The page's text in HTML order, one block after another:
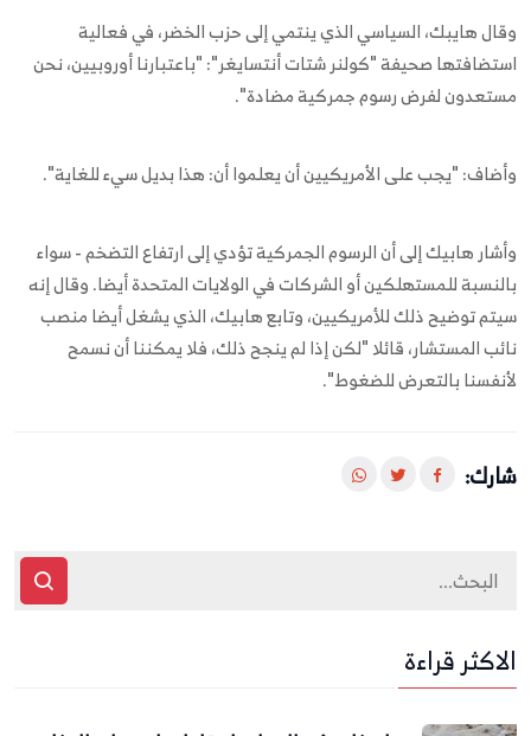
وقال هايبك، السياسي الذي ينتمي إلى حزب الخضر، في فعالية
استضافتها صحيفة "كولنر شتات أنتسايغر": "باعتبارنا أوروبيين، نحن
مستعدون لفرض رسوم جمركية مضادة".
وأضاف: "يجب على الأمريكيين أن يعلموا أن: هذا بديل سيء للغاية".
وأشار هابيك إلى أن الرسوم الجمركية تؤدي إلى ارتفاع التضخم - سواء
بالنسبة للمستهلكين أو الشركات في الولايات المتحدة أيضا. وقال إنه
سيتم توضيح ذلك للأمريكيين، وتابع هابيك، الذي يشغل أيضا منصب
نائب المستشار، قائلا "لكن إذا لم ينجح ذلك، فلا يمكننا أن نسمح
لأنفسنا بالتعرض للضغوط".
شارك:
الاكثر قراءة